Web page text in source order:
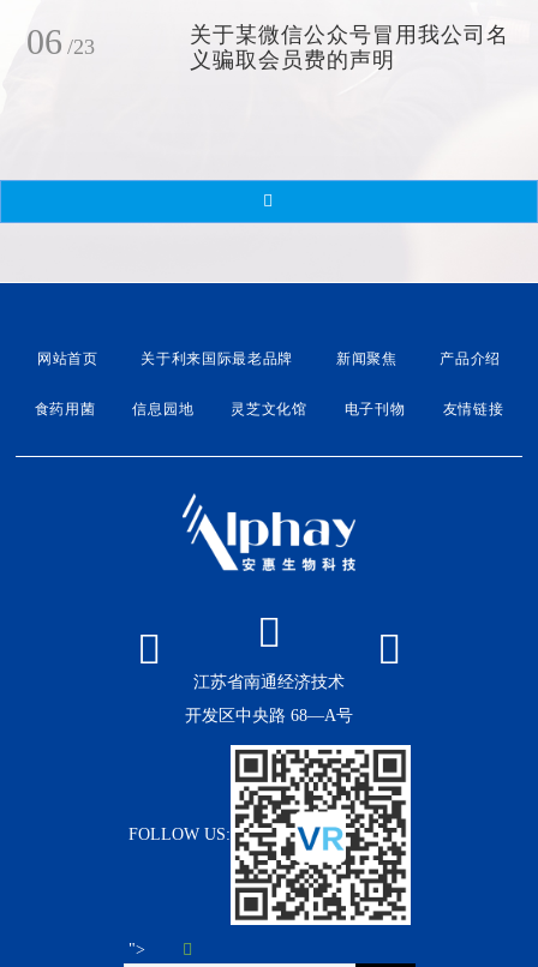
06 /23
关于某微信公众号冒用我公司名
义骗取会员费的声明
网站首页 关于利来国际最老品牌 新闻聚焦 产品介绍
食药用菌 信息园地 灵芝文化馆 电子刊物 友情链接
江苏省南通经济技术
开发区中央路 68—A号
FOLLOW US:
">